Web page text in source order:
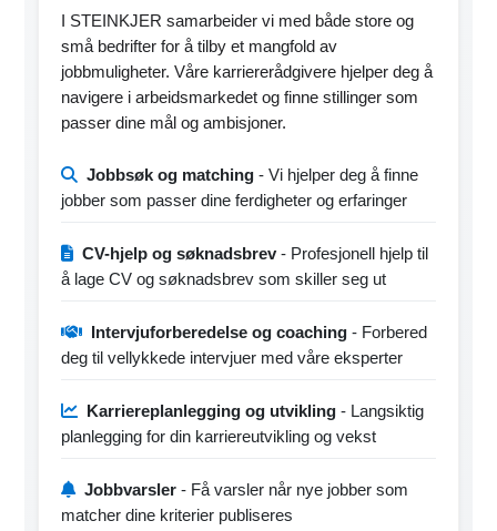
I STEINKJER samarbeider vi med både store og
små bedrifter for å tilby et mangfold av
jobbmuligheter. Våre karriererådgivere hjelper deg å
navigere i arbeidsmarkedet og finne stillinger som
passer dine mål og ambisjoner.
Jobbsøk og matching - Vi hjelper deg å finne
jobber som passer dine ferdigheter og erfaringer
CV-hjelp og søknadsbrev- Profesjonell hjelp til
å lage CV og søknadsbrev som skiller seg ut
Intervjuforberedelse og coaching - Forbered
deg til vellykkede intervjuer med våre eksperter
Karriereplanlegging og utvikling - Langsiktig
planlegging for din karriereutvikling og vekst
Jobbvarsler - Få varsler når nye jobber som
matcher dine kriterier publiseres